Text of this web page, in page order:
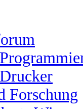
Forschung